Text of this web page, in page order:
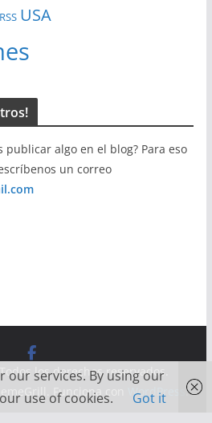
USA
publicar algo en el blog? Para eso
un correo
los derechos reservados.
Funciona con WordPress .
our services. By using our
use of cookies.
Got it